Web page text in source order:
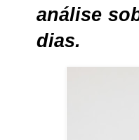
análise
dias.